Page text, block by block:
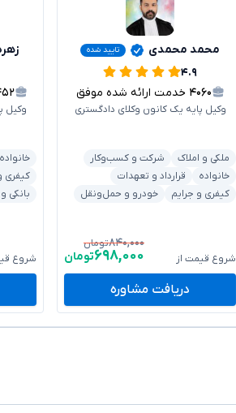
محمد محمدی تایید شده
۴.۹
۴۰۶۰ خدمت ارائه شده موفق
وکیل پایه یک کانون وکلای دادگستری
ملکی و املاک
شرکت و کسب‌وکار
خانواده
قرارداد و تعهدات
کیفری و جرایم
خودرو و حمل‌ونقل
شروع قیمت از
۸۴۰,۰۰۰تومان
۶۹۸,۰۰۰تومان
دریافت مشاوره
وکیل
خانواده
کیفری
بانکی
شروع